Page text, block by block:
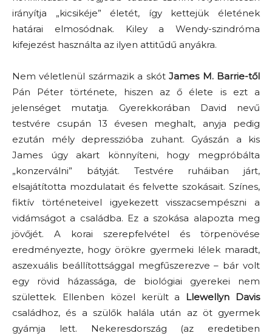
irányítja „kicsikéje” életét, így kettejük életének
határai elmosódnak. Kiley a Wendy-szindróma
kifejezést használta az ilyen attitűdű anyákra.
Nem véletlenül származik a skótJames M. Barrie-től
Pán Péter története, hiszen az ő élete is ezt a
jelenséget mutatja. Gyerekkorában David nevű
testvére csupán 13 évesen meghalt, anyja pedig
ezután mély depresszióba zuhant. Gyászán a kis
James úgy akart könnyíteni, hogy megpróbálta
„konzerválni” bátyját. Testvére ruháiban járt,
elsajátította mozdulatait és felvette szokásait. Színes,
fiktív történeteivel igyekezett visszacsempészni a
vidámságot a családba. Ez a szokása alapozta meg
jövőjét. A korai szerepfelvétel és törpenövése
eredményezte, hogy örökre gyermeki lélek maradt,
aszexuális beállítottsággal megfűszerezve – bár volt
egy rövid házassága, de biológiai gyerekei nem
születtek. Ellenben közel került a Llewellyn Davis
családhoz, és a szülők halála után az öt gyermek
gyámja lett. Nekeresdország (az eredetiben